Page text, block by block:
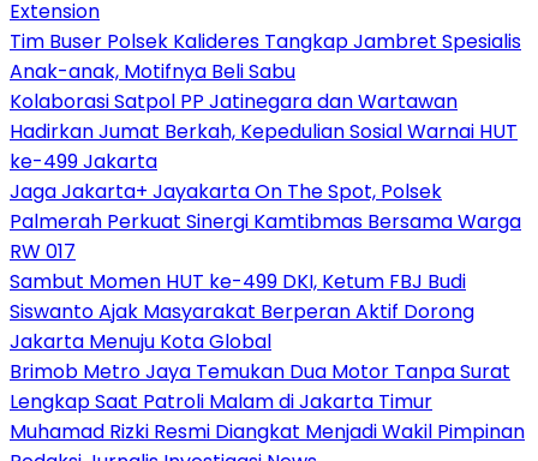
Extension
Tim Buser Polsek Kalideres Tangkap Jambret Spesialis
Anak-anak, Motifnya Beli Sabu
Kolaborasi Satpol PP Jatinegara dan Wartawan
Hadirkan Jumat Berkah, Kepedulian Sosial Warnai HUT
ke-499 Jakarta
Jaga Jakarta+ Jayakarta On The Spot, Polsek
Palmerah Perkuat Sinergi Kamtibmas Bersama Warga
RW 017
Sambut Momen HUT ke-499 DKI, Ketum FBJ Budi
Siswanto Ajak Masyarakat Berperan Aktif Dorong
Jakarta Menuju Kota Global
Brimob Metro Jaya Temukan Dua Motor Tanpa Surat
Lengkap Saat Patroli Malam di Jakarta Timur
Muhamad Rizki Resmi Diangkat Menjadi Wakil Pimpinan